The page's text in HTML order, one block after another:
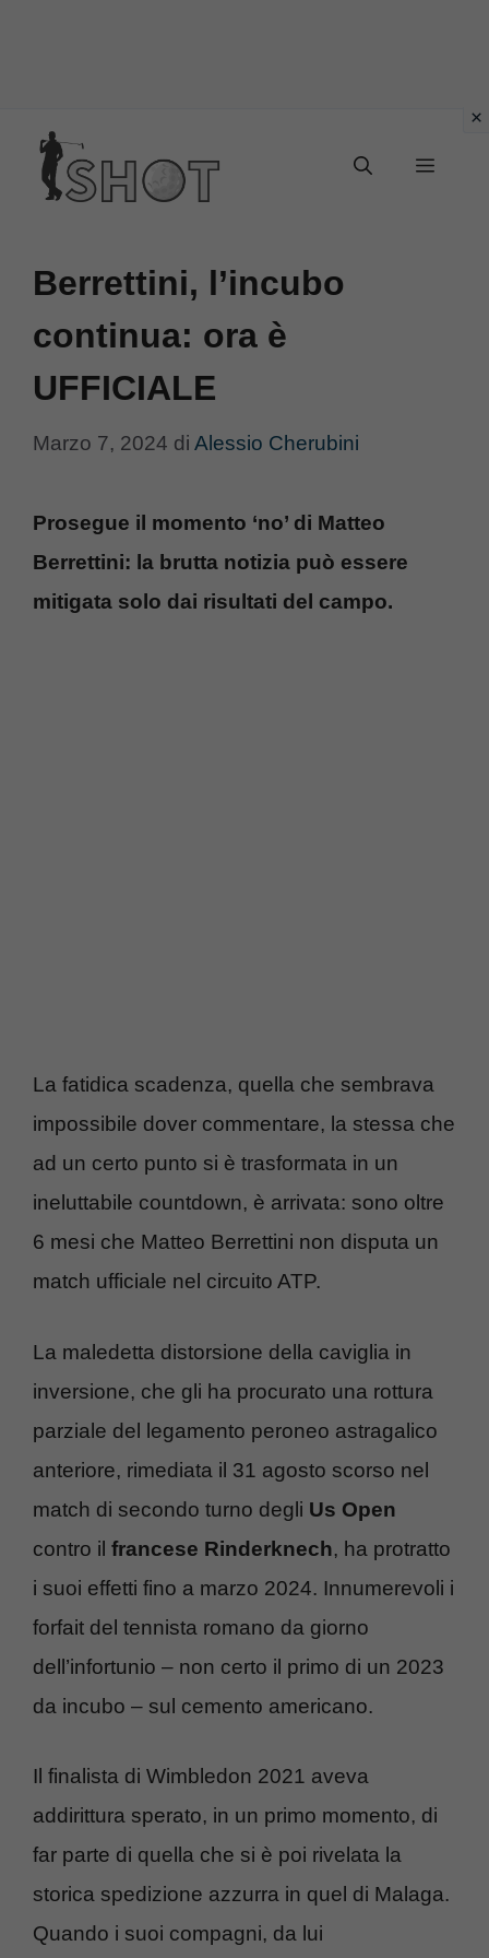
contenuto
Menu
Berrettini, l’incubo
continua: ora è
UFFICIALE
Marzo 7, 2024 di Alessio Cherubini
Prosegue il momento ‘no’ di Matteo
Berrettini: la brutta notizia può essere
mitigata solo dai risultati del campo.
La fatidica scadenza, quella che sembrava
impossibile dover commentare, la stessa che
ad un certo punto si è trasformata in un
ineluttabile countdown, è arrivata: sono oltre
6 mesi che Matteo Berrettini non disputa un
match ufficiale nel circuito ATP.
La maledetta distorsione della caviglia in
inversione, che gli ha procurato una rottura
parziale del legamento peroneo astragalico
anteriore, rimediata il 31 agosto scorso nel
match di secondo turno degli Us Open
contro il francese Rinderknech, ha protratto
i suoi effetti fino a marzo 2024. Innumerevoli i
forfait del tennista romano da giorno
dell’infortunio – non certo il primo di un 2023
da incubo – sul cemento americano.
Il finalista di Wimbledon 2021 aveva
addirittura sperato, in un primo momento, di
far parte di quella che si è poi rivelata la
storica spedizione azzurra in quel di Malaga.
Quando i suoi compagni, da lui